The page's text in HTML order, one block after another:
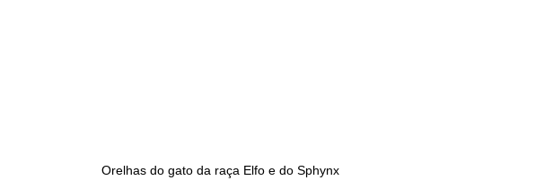
Orelhas do gato da raça Elfo e do Sphynx